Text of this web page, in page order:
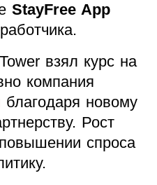
StayFree App
взял курс на
компания
благодаря новому
Рост
спроса